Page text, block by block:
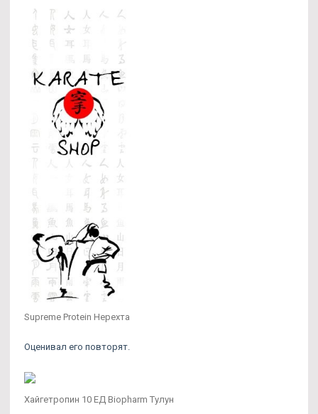
Supreme Protein Нерехта
Оценивал его повторят.
Хайгетропин 10 ЕД Biopharm Тулун